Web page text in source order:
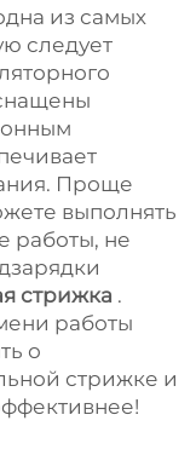
из самых
следует
Проще
выполнять
работы, не
стрижка .
работы
о
стрижке и